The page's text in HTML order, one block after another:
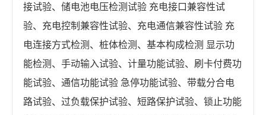
接试验、储电池电压检测试验 充电接口兼容性试
验、充电控制兼容性试验、充电通信兼容性试验 充
电连接方式检测、桩体检测、基本构成检测 显示功
能检测、手动输入试验、计量功能试验、刷卡付费功
能试验、通信功能试验 急停功能试验、带载分合电
路试验、过负载保护试验、短路保护试验、锁止功能